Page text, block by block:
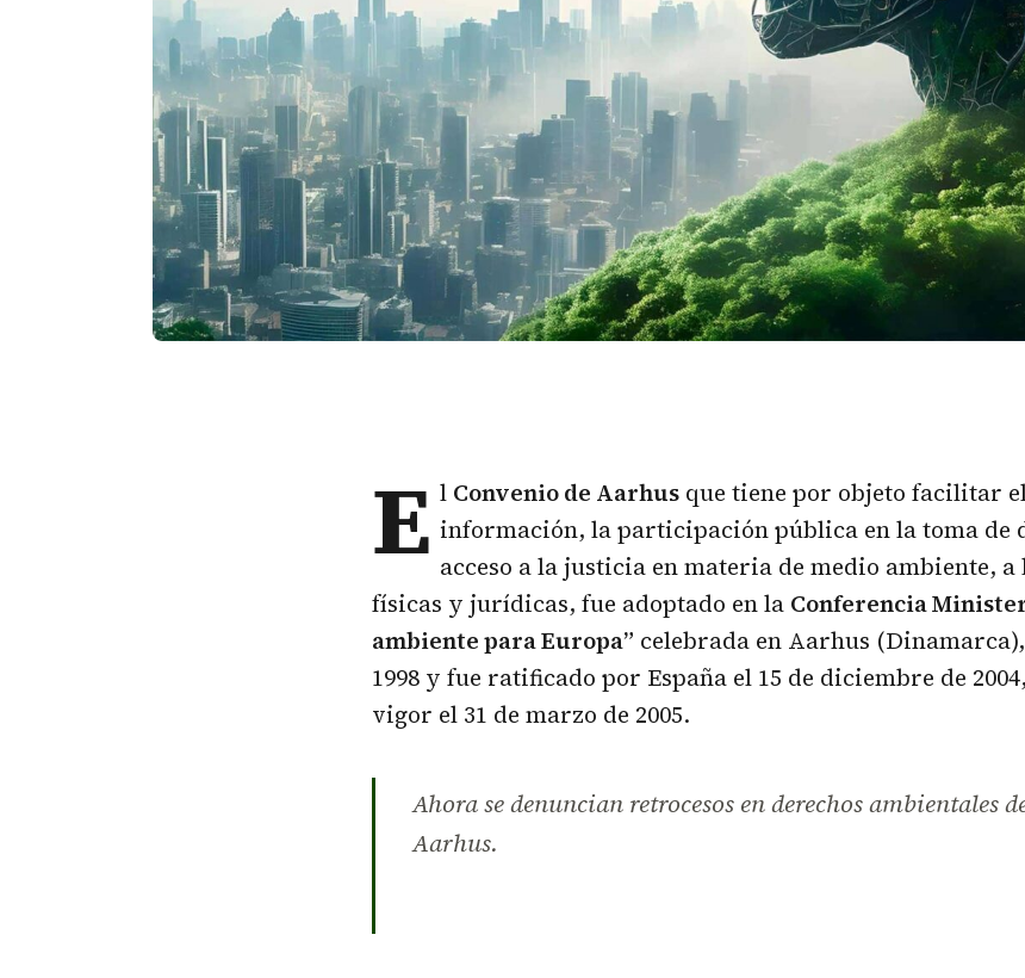
E l Convenio de Aarhus que tiene por objeto facilitar
información, la participación pública en la toma de
acceso a la justicia en materia de medio ambiente, a
físicas y jurídicas, fue adoptado en la Conferencia
ambiente para Europa” celebrada en Aarhus
1998 y fue ratificado por España el 15 de diciembre de
vigor el 31 de marzo de 2005.
Ahora se denuncian retrocesos en derechos ambientales
Aarhus.